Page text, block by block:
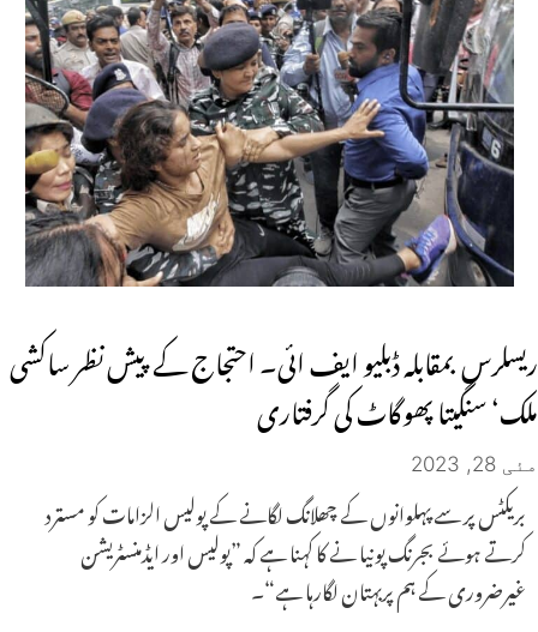
ریسلرس بمقابلہ ڈبلیو ایف ائی۔ احتجاج کے پیش نظر ساکشی
ملک‘ سنگیتا پھوگاٹ کی گرفتاری
مئی 28, 2023
بریکٹس پر سے پہلوانوں کے چھلانگ لگانے کے پولیس الزامات کو مسترد
کرتے ہوئے بجرنگ پونیا نے کا کہنا ہے کہ ”پولیس اور ایڈمنسٹریشن
غیرضروری کے ہم پربہتان لگارہا ہے“۔